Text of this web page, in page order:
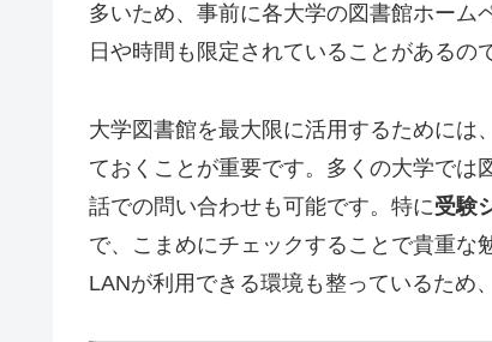
多いため、事前に各大学の図書館ホーム
日や時間も限定されていることがあるの
大学図書館を最大限に活用するためには
ておくことが重要です。多くの大学では
話での問い合わせも可能です。特に受験
で、こまめにチェックすることで貴重な
LANが利用できる環境も整っているため